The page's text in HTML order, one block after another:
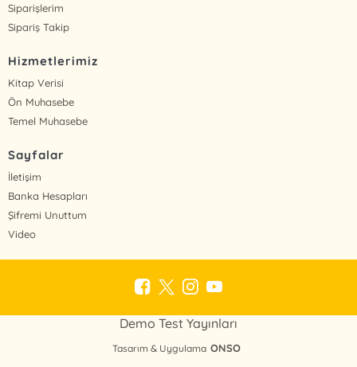
Siparişlerim
Sipariş Takip
Hizmetlerimiz
Kitap Verisi
Ön Muhasebe
Temel Muhasebe
Sayfalar
İletişim
Banka Hesapları
Şifremi Unuttum
Video
Demo Test Yayınları
Tasarım & Uygulama ONSO